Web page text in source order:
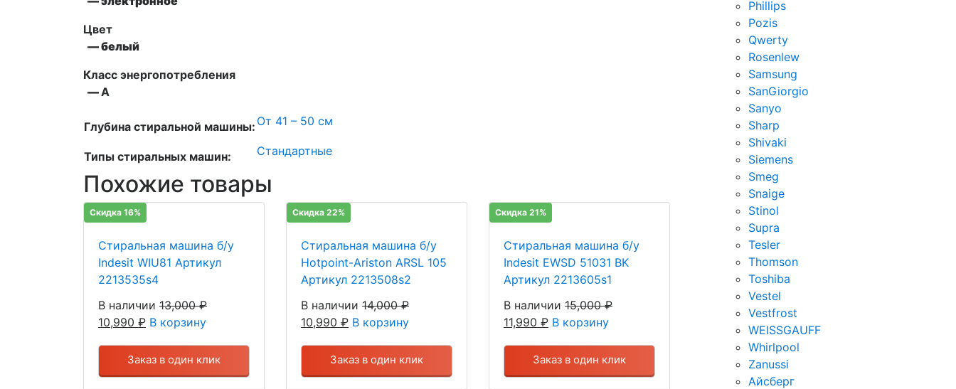
Цвет
— белый
Класс энергопотребления
—А
Глубина стиральной машины: От 41 – 50 см
Типы стиральных машин: Стандартные
Похожие товары
Скидка 16%
Стиральная машина б/у
Indesit WIU81 Артикул
2213535s4
В наличии 13,000₽
10,990 ₽ В корзину
Заказ в один клик
Скидка 22%
Стиральная машина б/у
Hotpoint-Ariston ARSL 105
Артикул 2213508s2
В наличии 14,000₽
10,990 ₽ В корзину
Заказ в один клик
Скидка 21%
Стиральная машина б/у
Indesit EWSD 51031 BK
Артикул 2213605s1
В наличии 15,000₽
11,990 ₽ В корзину
Заказ в один клик
Phillips
Pozis
Qwerty
Rosenlew
Samsung
SanGiorgio
Sanyo
Sharp
Shivaki
Siemens
Smeg
Snaige
Stinol
Supra
Tesler
Thomson
Toshiba
Vestel
Vestfrost
WEISSGAUFF
Whirlpool
Zanussi
Айсберг